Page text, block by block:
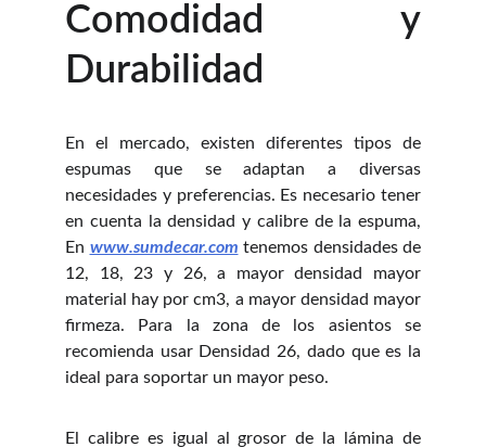
Comodidad y
Durabilidad
En el mercado, existen diferentes tipos de
espumas que se adaptan a diversas
necesidades y preferencias. Es necesario tener
en cuenta la densidad y calibre de la espuma,
En www.sumdecar.com tenemos densidades de
12, 18, 23 y 26, a mayor densidad mayor
material hay por cm3, a mayor densidad mayor
firmeza. Para la zona de los asientos se
recomienda usar Densidad 26, dado que es la
ideal para soportar un mayor peso.
El calibre es igual al grosor de la lámina de